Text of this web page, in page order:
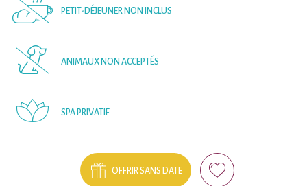
PETIT-DÉJEUNER NON INCLUS
ANIMAUX NON ACCEPTÉS
SPA PRIVATIF
OFFRIR SANS DATE